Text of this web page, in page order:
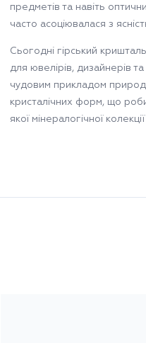
предметів та навіть
часто асоціювалася з
Сьогодні гірський
для ювелірів, дизайнерів
чудовим прикладом
кристалічних форм, що
якої мінералогічної